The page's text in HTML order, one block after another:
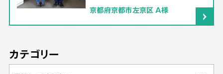
京都府京都市左京区 A様
カテゴリー